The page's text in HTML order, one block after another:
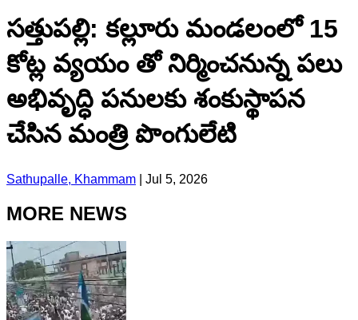
సత్తుపల్లి: కల్లూరు మండలంలో 15
కోట్ల వ్యయం తో నిర్మించనున్న పలు
అభివృద్ధి పనులకు శంకుస్థాపన
చేసిన మంత్రి పొంగులేటి
Sathupalle, Khammam Jul 5, 2026
MORE NEWS